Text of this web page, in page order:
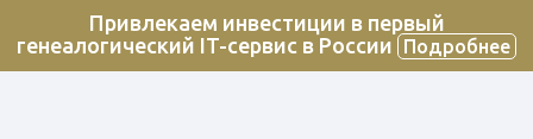
Привлекаем инвестиции в первый
генеалогический IT-сервис в России
Подробнее